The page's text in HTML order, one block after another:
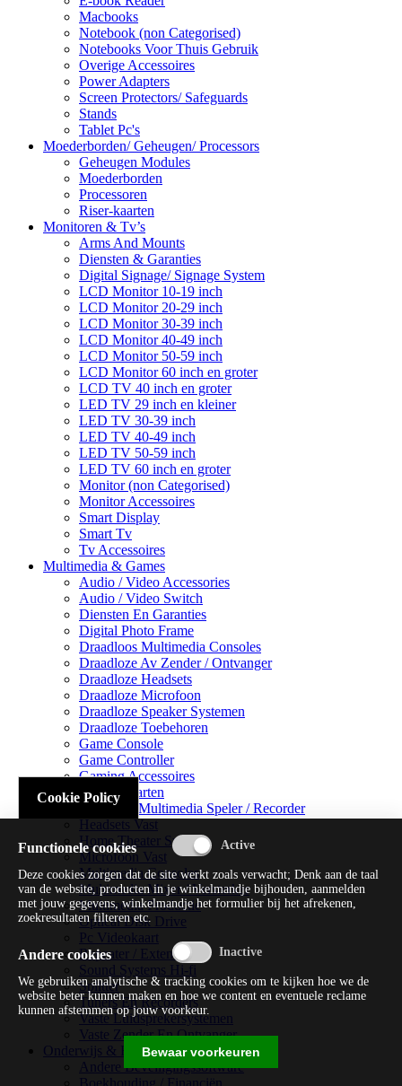
Macbooks
Notebook (non Categorised)
Notebooks Voor Thuis Gebruik
Overige Accessoires
Power Adapters
Screen Protectors/ Safeguards
Stands
Tablet Pc's
Moederborden/ Geheugen/ Processors
Geheugen Modules
Moederborden
Processoren
Riser-kaarten
Monitoren & Tv’s
Arms And Mounts
Diensten & Garanties
Digital Signage/ Signage System
LCD Monitor 10-19 inch
LCD Monitor 20-29 inch
LCD Monitor 30-39 inch
LCD Monitor 40-49 inch
LCD Monitor 50-59 inch
LCD Monitor 60 inch en groter
LCD TV 40 inch en groter
LED TV 29 inch en kleiner
LED TV 30-39 inch
LED TV 40-49 inch
LED TV 50-59 inch
LED TV 60 inch en groter
Monitor (non Categorised)
Monitor Accessoires
Smart Display
Smart Tv
Tv Accessoires
Multimedia & Games
Audio / Video Accessories
Audio / Video Switch
Diensten En Garanties
Digital Photo Frame
Draadloos Multimedia Consoles
Draadloze Av Zender / Ontvanger
Draadloze Headsets
Draadloze Microfoon
Draadloze Speaker Systemen
Draadloze Toebehoren
Game Console
Game Controller
Gaming Accessoires
Geluidskaarten
Handheld Multimedia Speler / Recorder
Headsets Vast
Home Theater Systems
Microfoon Vast
Multimedia Consoles
Multimedia Mixer / Versterker
Multimedia Productie
Optical Disk Drive
Pc Videokaart
Repeater / Extender
Sound Systems Hi-fi
Splitter
Tuners En Recorders
Vaste Luidsprekersystemen
Vaste Zender En Ontvanger
Onderwijs & Recreatie
Andere Beveiligingssoftware
Cookie Policy
Functionele cookies
Deze cookies zorgen dat de site werkt zoals verwacht; Denk aan de taal
van de website, producten in je winkelmandje bijhouden, aanmelden
met jouw gegevens, winkelmandje het formulier bij het afrekenen,
zoekresultaten filteren etc.
Andere cookies
We gebruiken analytische & tracking cookies om te kijken hoe we de
website beter kunnen maken en hoe we content en eventuele reclame
kunnen afstemmen op jouw voorkeur.
Bewaar voorkeuren